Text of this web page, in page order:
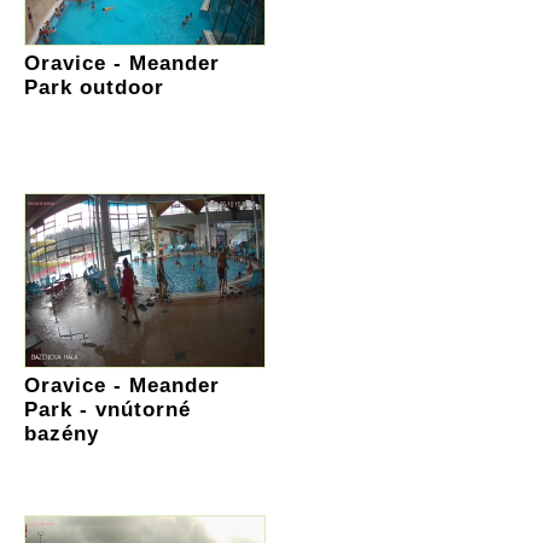
Oravice - Meander
Park outdoor
Oravice - Meander
Park - vnútorné
bazény